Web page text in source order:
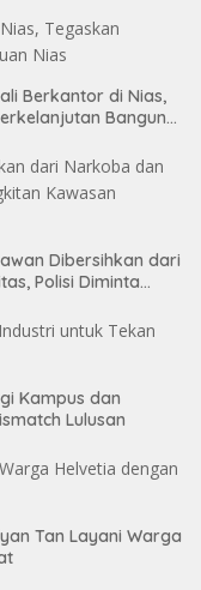
Berkantor di Nias,
Bangun
Dibersihkan dari
Polisi Diminta
Kampus dan
Lulusan
Tan Layani Warga